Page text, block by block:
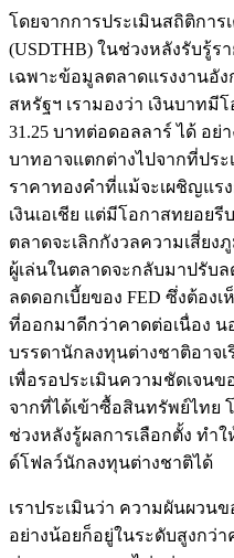
โดยจากการประเมินสถิติการ
(USDTHB) ในช่วงหลังรับรู้ร
เฉพาะข้อมูลตลาดแรงงานอั
สหรัฐฯ เรามองว่า เงินบาทมี
31.25 บาทต่อดอลลาร์ ได้ อย่
บาทอาจแตกต่างไปจากที่ปร
ราคาทองคำที่แม้จะเผชิญแร
เงินเอเชีย แต่มีโอกาสทยอย
ตลาดจะเลิกกังวลความเสี่ย
ผู้เล่นในตลาดจะกลับมาปรับ
ลดดอกเบี้ยของ FED ซึ่งต้อง
ที่ออกมาดีกว่าคาดต่อเนื่อง น
บรรดานักลงทุนต่างชาติอาจ
เพื่อรอประเมินความชัดเจน
จากที่ได้เข้าซื้อสินทรัพย์ไทย
ช่วงหลังรู้ผลการเลือกตั้ง ทำ
ด์โฟลว์นักลงทุนต่างชาติได้
เราประเมินว่า ความผันผวน
อย่างน้อยก็อยู่ในระดับสูงกว่